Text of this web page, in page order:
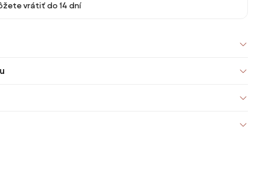
vrátiť do 14 dní